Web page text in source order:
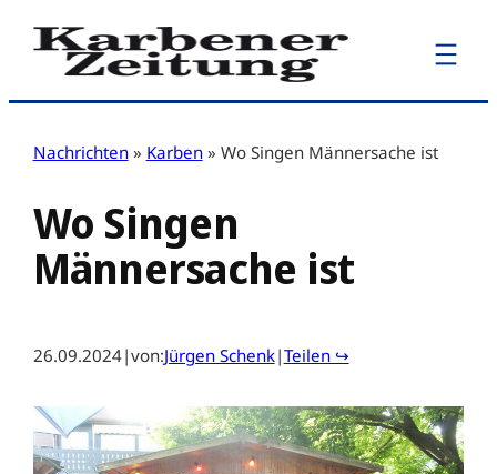
Zum
Inhalt
Nachrichten » Karben » Wo Singen Männersache ist
Wo Singen
Männersache ist
26.09.2024|von:Jürgen Schenk|Teilen ↪